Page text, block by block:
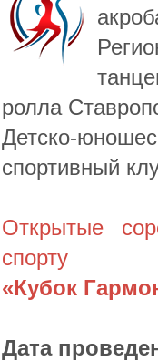
ролла
Детско-
спортивный
Открытые
спорту
«Кубок
Дата